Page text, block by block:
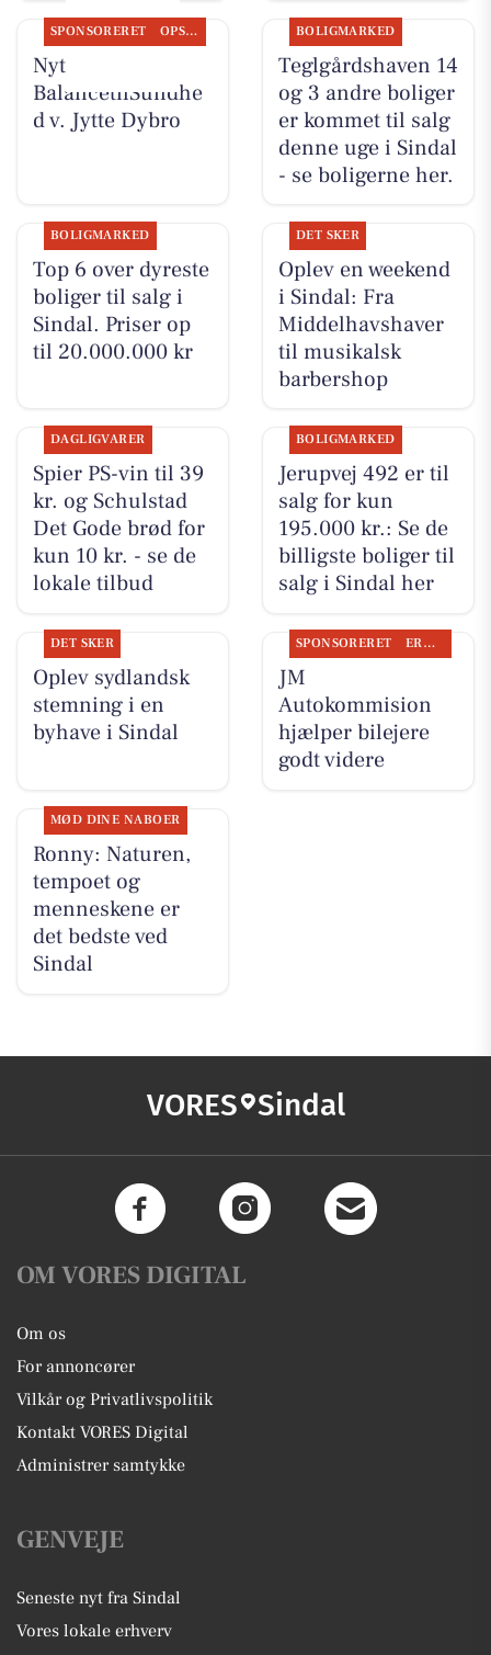
SPONSORERET OPSLAGSTAVLEN
Nyt fra
BalancetilSundhe
d v. Jytte Dybro
BOLIGMARKED
Teglgårdshaven 14
og 3 andre boliger
er kommet til salg
denne uge i Sindal
- se boligerne her.
BOLIGMARKED
Top 6 over dyreste
boliger til salg i
Sindal. Priser op
til 20.000.000 kr
DET SKER
Oplev en weekend
i Sindal: Fra
Middelhavshaver
til musikalsk
barbershop
DAGLIGVARER
Spier PS-vin til 39
kr. og Schulstad
Det Gode brød for
kun 10 kr. - se de
lokale tilbud
BOLIGMARKED
Jerupvej 492 er til
salg for kun
195.000 kr.: Se de
billigste boliger til
salg i Sindal her
DET SKER
Oplev sydlandsk
stemning i en
byhave i Sindal
SPONSORERET ERHVERV
JM
Autokommision
hjælper bilejere
godt videre
MØD DINE NABOER
Ronny: Naturen,
tempoet og
menneskene er
det bedste ved
Sindal
VORES Sindal
OM VORES DIGITAL
Om os
For annoncører
Vilkår og Privatlivspolitik
Kontakt VORES Digital
Administrer samtykke
GENVEJE
Seneste nyt fra Sindal
Vores lokale erhverv